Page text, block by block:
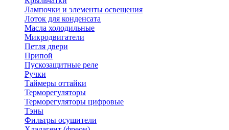
Лампочки и элементы освещения
Лоток для конденсата
Масла холодильные
Микродвигатели
Петля двери
Припой
Пускозащитные реле
Ручки
Таймеры оттайки
Терморегуляторы
Терморегуляторы цифровые
Тэны
Фильтры осушители